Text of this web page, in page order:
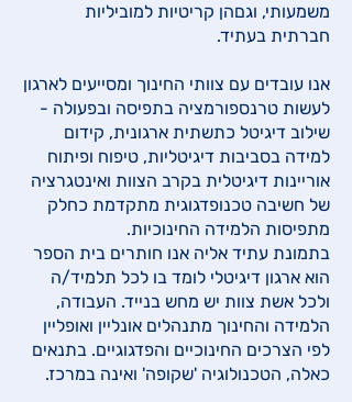
משמעותי, וגםהן קריטיות למוביליות
חברתית בעתיד.
אנו עובדים עם צוותי החינוך ומסייעים לארגון
לעשות טרנספורמציה בתפיסה ובפעולה -
שילוב דיגיטל כתשתית ארגונית, קידום
למידה בסביבות דיגיטליות, טיפוח ופיתוח
אוריינות דיגיטלית בקרב הצוות ואינטגרציה
של חשיבה טכנופדגוגית מתקדמת כחלק
מתפיסות הלמידה החינוכיות.
בתמונת עתיד אליה אנו חותרים בית הספר
הוא ארגון דיגיטלי לומד בו לכל תלמיד/ה
ולכל אשת צוות יש מחש בנייד. העבודה,
הלמידה והחינוך מתנהלים אונליין ואופליין
לפי הצרכים החינוכיים והפדגוגיים. בתנאים
כאלה, הטכנולוגיה 'שקופה' ואינה במרכז.